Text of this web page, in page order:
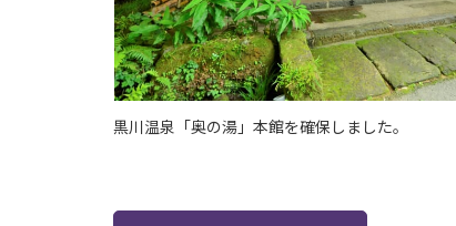
黒川温泉「奥の湯」本館を確保しました。